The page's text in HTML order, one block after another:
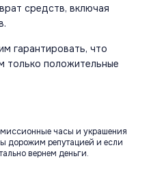
средств, включая
гарантировать, что
только положительные
часы и украшения
дорожим репутацией и если
вернем деньги.